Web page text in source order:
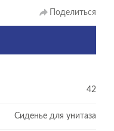
42
Сиденье для унитаза
Поделиться